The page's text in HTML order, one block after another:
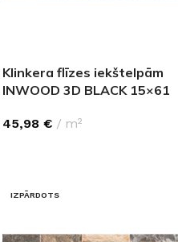
Klinkera flīzes iekštelpām
INWOOD 3D BLACK 15×61
45,98 € m²
IZPĀRDOTS